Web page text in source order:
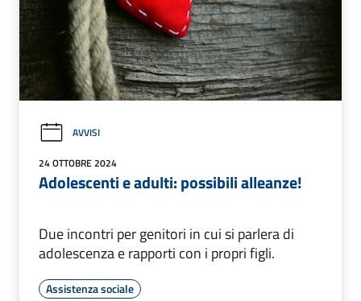
AVVISI
24 OTTOBRE 2024
Adolescenti e adulti: possibili alleanze!
Due incontri per genitori in cui si parlera di
adolescenza e rapporti con i propri figli.
Assistenza sociale